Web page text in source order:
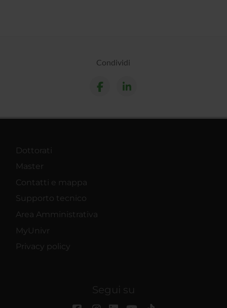
Condividi
Dottorati
Master
Contatti e mappa
Supporto tecnico
Area Amministrativa
MyUnivr
Privacy policy
Segui su